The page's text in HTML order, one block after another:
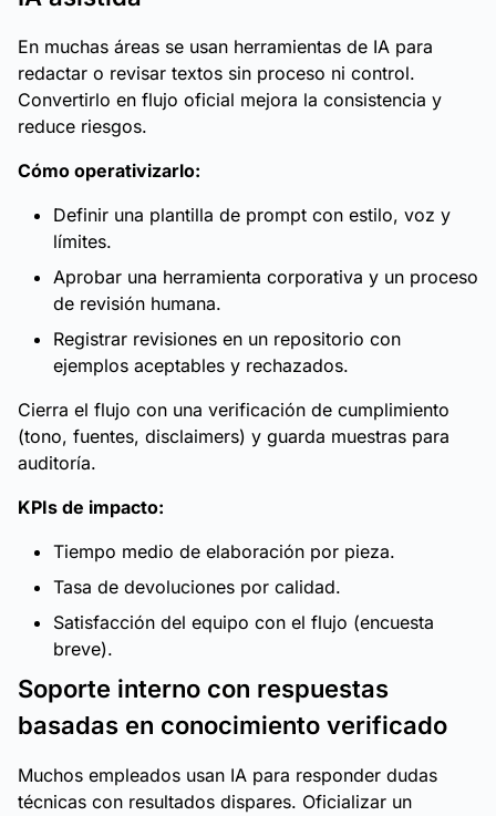
En muchas áreas se usan herramientas de IA para
redactar o revisar textos sin proceso ni control.
Convertirlo en flujo oficial mejora la consistencia y
reduce riesgos.
Cómo operativizarlo:
Definir una plantilla de prompt con estilo, voz y
límites.
Aprobar una herramienta corporativa y un proceso
de revisión humana.
Registrar revisiones en un repositorio con
ejemplos aceptables y rechazados.
Cierra el flujo con una verificación de cumplimiento
(tono, fuentes, disclaimers) y guarda muestras para
auditoría.
KPIs de impacto:
Tiempo medio de elaboración por pieza.
Tasa de devoluciones por calidad.
Satisfacción del equipo con el flujo (encuesta
breve).
Soporte interno con respuestas
basadas en conocimiento verificado
Muchos empleados usan IA para responder dudas
técnicas con resultados dispares. Oficializar un